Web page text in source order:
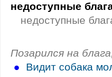
недоступные
недоступные
Позарился на
●
Видит собака